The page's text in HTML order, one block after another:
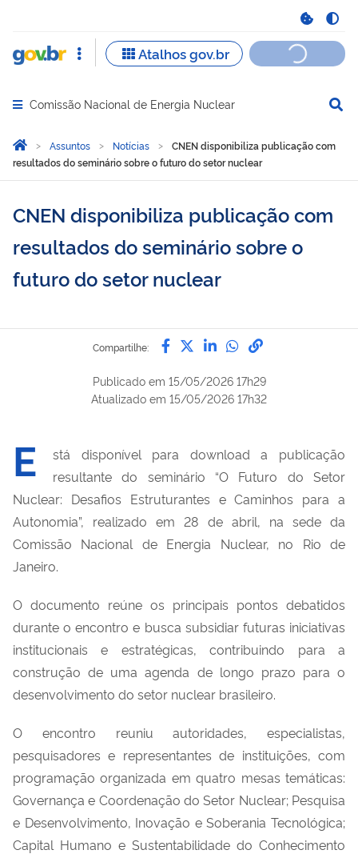
Abrir menu principal de navegação
Comissão Nacional de Energia Nuclear
Você está aqui:
Página Inicial
Assuntos Notícias
CNEN disponibiliza publicação com
resultados do seminário sobre o futuro do setor nuclear
CNEN disponibiliza publicação com
resultados do seminário sobre o
futuro do setor nuclear
Compartilhe: Compartilhe por Facebook
Compartilhe por Twitter
Compartilhe por
Compartilhe
link para
Publicado em 15/05/2026 17h29
Atualizado em 15/05/2026 17h32
E
stá disponível para download a publicação
resultante do seminário “O Futuro do Setor
Nuclear: Desafios Estruturantes e Caminhos para a
Autonomia”, realizado em 28 de abril, na sede da
Comissão Nacional de Energia Nuclear, no Rio de
Janeiro.
O documento reúne os principais pontos debatidos
durante o encontro e busca subsidiar futuras iniciativas
institucionais e estratégicas, contribuindo para a
construção de uma agenda de longo prazo para o
desenvolvimento do setor nuclear brasileiro.
O encontro reuniu autoridades, especialistas,
pesquisadores e representantes de instituições, com
programação organizada em quatro mesas temáticas:
Governança e Coordenação do Setor Nuclear; Pesquisa
e Desenvolvimento, Inovação e Soberania Tecnológica;
Capital Humano e Sustentabilidade do Conhecimento